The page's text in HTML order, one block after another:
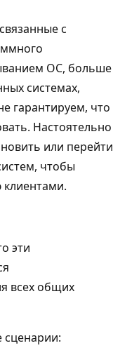
с
ОС, больше
системах,
гарантируем, что
Настоятельно
или перейти
чтобы
эти
всех общих